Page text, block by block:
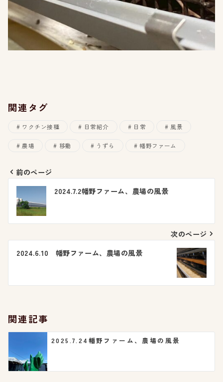
関連タグ
ワクチン接種 日常紹介 日常 風景
農場 移動 うずら 幡野ファーム
投
稿
ビ
シ
ョ
ン
前のページ
2024.7.2幡野ファーム、農場の風景
次のページ
2024.6.10 幡野ファーム、農場の風景
関連記事
2025.7.24幡野ファーム、農場の風景